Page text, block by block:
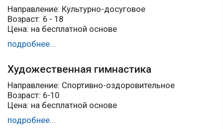
Направление: Культурно-досуговое
Возраст: 6 - 18
Цена: на бесплатной основе
подробнее...
Художественная гимнастика
Направление: Спортивно-оздоровительное
Возраст: 6-10
Цена: на бесплатной основе
подробнее...